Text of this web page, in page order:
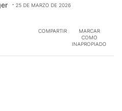
25 DE MARZO DE 2026
COMPARTIR
MARCAR
COMO
INAPROPIADO